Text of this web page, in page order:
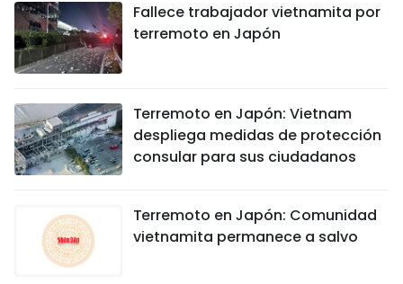
Fallece trabajador vietnamita por
terremoto en Japón
Terremoto en Japón: Vietnam
despliega medidas de protección
consular para sus ciudadanos
Terremoto en Japón: Comunidad
vietnamita permanece a salvo